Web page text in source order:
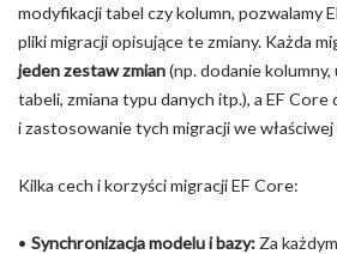
modyfikacji tabel czy kolumn, pozwalamy
pliki migracji opisujące te zmiany. Każda
jeden zestaw zmian(np. dodanie
tabeli, zmiana typu danych itp.), a EF
i zastosowanie tych migracji we
Kilka cech i korzyści migracji EF Core:
• Synchronizacja modelu i bazy: Za